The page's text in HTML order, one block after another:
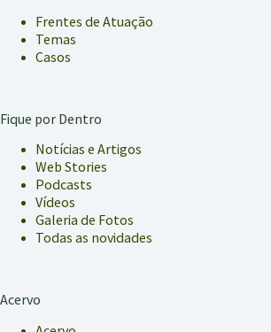
Frentes de Atuação
Temas
Casos
Fique por Dentro
Notícias e Artigos
Web Stories
Podcasts
Vídeos
Galeria de Fotos
Todas as novidades
Acervo